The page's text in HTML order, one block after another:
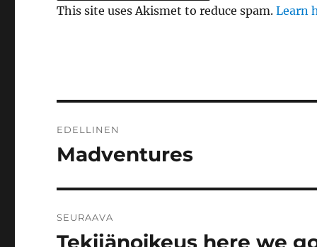
This site uses Akismet to reduce spam.Learn
selaus
EDELLINEN
Edellinen
Madventures
SEURAAVA
Seuraava
Tekijänoikeus here we